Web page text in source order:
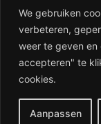
We gebruiken
verbeteren,
weer te geven en
accepteren" te
cookies.
Aanpassen
Workwear &
Veiligheid
Kantoor &
Gezondheid
Keuken &